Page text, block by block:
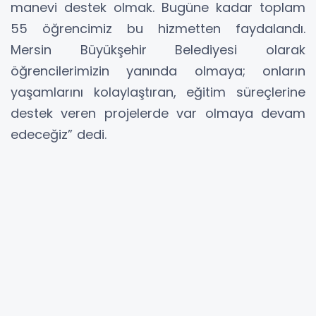
manevi destek olmak. Bugüne kadar toplam
55 öğrencimiz bu hizmetten faydalandı.
Mersin Büyükşehir Belediyesi olarak
öğrencilerimizin yanında olmaya; onların
yaşamlarını kolaylaştıran, eğitim süreçlerine
destek veren projelerde var olmaya devam
edeceğiz” dedi.